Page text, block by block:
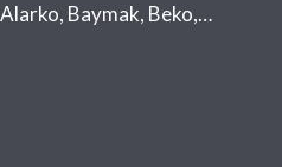
Baymak, Beko,